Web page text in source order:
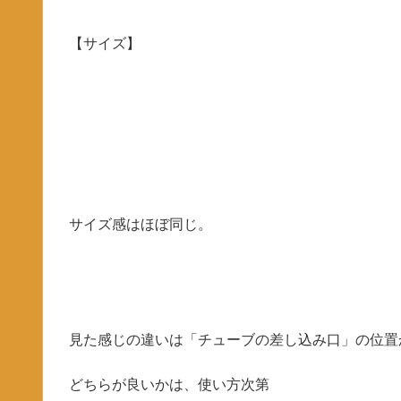
【サイズ】
サイズ感はほぼ同じ。
見た感じの違いは「チューブの差し込み口」の位
どちらが良いかは、使い方次第